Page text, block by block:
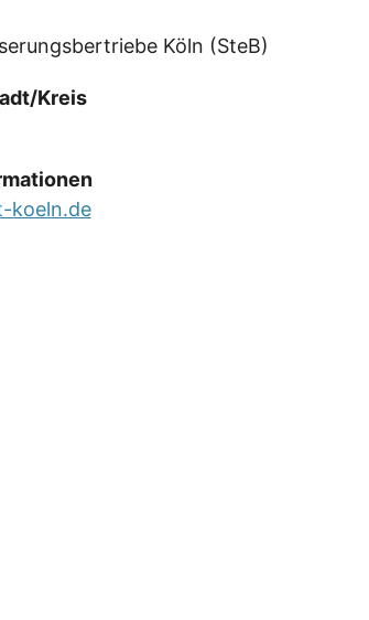
Köln (SteB)
Kreis
koeln.de